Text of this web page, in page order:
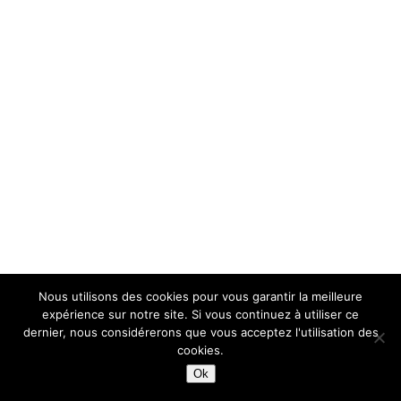
Nous utilisons des cookies pour vous garantir la meilleure
expérience sur notre site. Si vous continuez à utiliser ce
dernier, nous considérerons que vous acceptez l'utilisation des
cookies.
Ok